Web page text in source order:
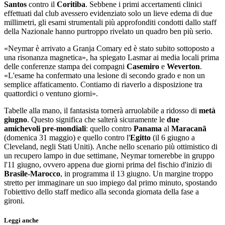
Santos contro il Coritiba. Sebbene i primi accertamenti clinici
effettuati dal club avessero evidenziato solo un lieve edema di due
millimetri, gli esami strumentali più approfonditi condotti dallo staff
della Nazionale hanno purtroppo rivelato un quadro ben più serio.
«Neymar è arrivato a Granja Comary ed è stato subito sottoposto a
una risonanza magnetica», ha spiegato Lasmar ai media locali prima
delle conferenze stampa dei compagni Casemiro e Weverton.
«L'esame ha confermato una lesione di secondo grado e non un
semplice affaticamento. Contiamo di riaverlo a disposizione tra
quattordici o ventuno giorni».
Tabelle alla mano, il fantasista tornerà arruolabile a ridosso di metà
giugno. Questo significa che salterà sicuramente le due
amichevoli pre-mondiali: quello contro Panama al Maracanã
(domenica 31 maggio) e quello contro l'Egitto (il 6 giugno a
Cleveland, negli Stati Uniti). Anche nello scenario più ottimistico di
un recupero lampo in due settimane, Neymar tornerebbe in gruppo
l'11 giugno, ovvero appena due giorni prima del fischio d'inizio di
Brasile-Marocco, in programma il 13 giugno. Un margine troppo
stretto per immaginare un suo impiego dal primo minuto, spostando
l'obiettivo dello staff medico alla seconda giornata della fase a
gironi.
Leggi anche